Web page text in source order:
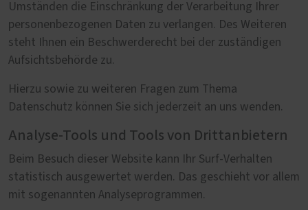
Umständen die Einschränkung der Verarbeitung Ihrer
personenbezogenen Daten zu verlangen. Des Weiteren
steht Ihnen ein Beschwerderecht bei der zuständigen
Aufsichtsbehörde zu.
Hierzu sowie zu weiteren Fragen zum Thema
Datenschutz können Sie sich jederzeit an uns wenden.
Analyse-Tools und Tools von Drittanbietern
Beim Besuch dieser Website kann Ihr Surf-Verhalten
statistisch ausgewertet werden. Das geschieht vor allem
mit sogenannten Analyseprogrammen.